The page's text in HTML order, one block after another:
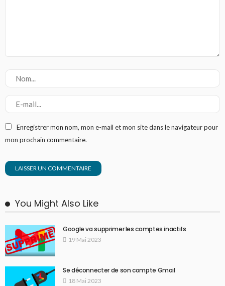
Enregistrer mon nom, mon e-mail et mon site dans le navigateur pour
mon prochain commentaire.
You Might Also Like
Google va supprimer les comptes inactifs
19 Mai 2023
Se déconnecter de son compte Gmail
18 Mai 2023